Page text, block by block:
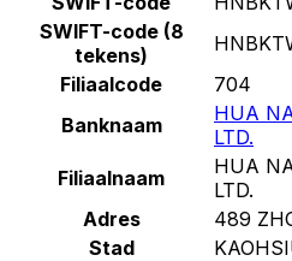
SWIFT-code (8
tekens)
Filiaalcode
704
Banknaam
HUA
LTD.
Filiaalnaam
HUA
LTD.
Adres
489
Stad